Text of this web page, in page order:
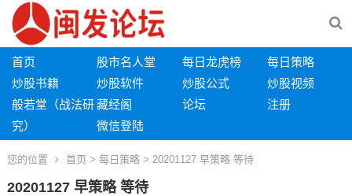
首页 股市名人堂 每日龙虎榜
每日策略
炒股书籍
炒股软件 炒股公式
炒股视频
般若堂（战法研
究）
藏经阁 论坛
注册
微信登陆
您的位置 首页 > 每日策略 > 20201127 早策略 等待
20201127 早策略 等待